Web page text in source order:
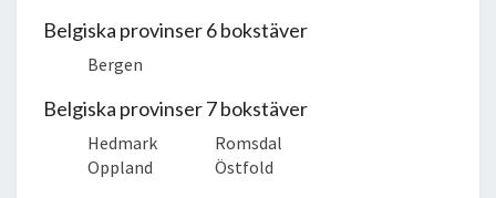
Belgiska provinser 6 bokstäver
Bergen
Belgiska provinser 7 bokstäver
Hedmark
Oppland
Romsdal
Östfold